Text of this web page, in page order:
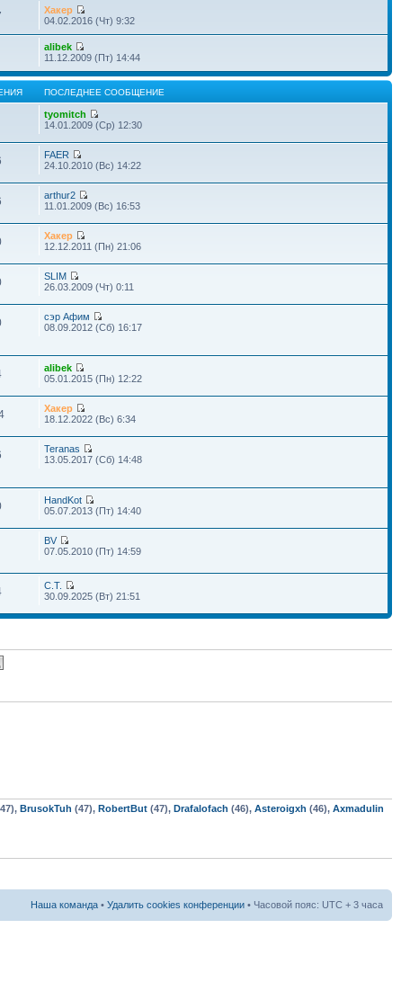
Хакер
04.02.2016 (Чт) 9:32
alibek
11.12.2009 (Пт) 14:44
ПОСЛЕДНЕЕ СООБЩЕНИЕ
tyomitch
14.01.2009 (Ср) 12:30
FAER
24.10.2010 (Вс) 14:22
arthur2
11.01.2009 (Вс) 16:53
Хакер
12.12.2011 (Пн) 21:06
SLIM
26.03.2009 (Чт) 0:11
сэр Афим
08.09.2012 (Сб) 16:17
alibek
05.01.2015 (Пн) 12:22
Хакер
18.12.2022 (Вс) 6:34
Teranas
13.05.2017 (Сб) 14:48
HandKot
05.07.2013 (Пт) 14:40
BV
07.05.2010 (Пт) 14:59
С.Т.
30.09.2025 (Вт) 21:51
BrusokTuh (47), RobertBut (47), Drafalofach (46), Asteroigxh (46), Axmadulin
Наша команда • Удалить cookies конференции • Часовой пояс: UTC + 3 часа